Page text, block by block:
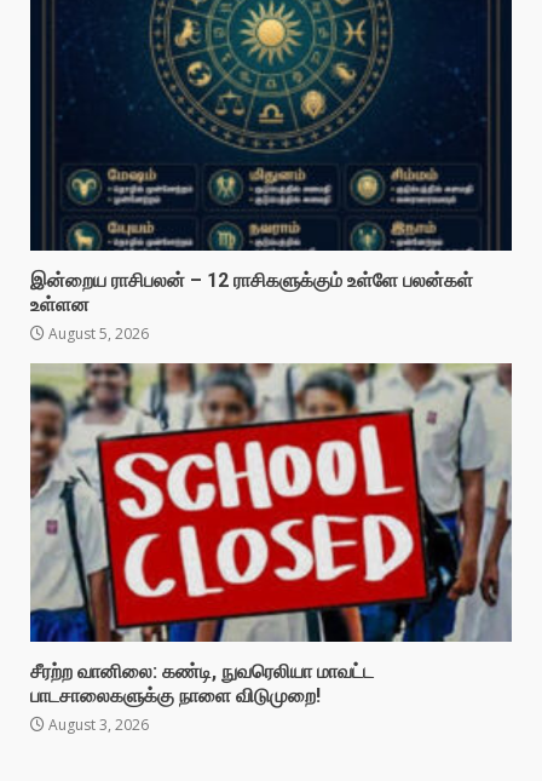
இன்றைய ராசிபலன் – 12 ராசிகளுக்கும் உள்ளே பலன்கள்
உள்ளன
August 5, 2026
சீரற்ற வானிலை: கண்டி, நுவரெலியா மாவட்ட
பாடசாலைகளுக்கு நாளை விடுமுறை!
August 3, 2026